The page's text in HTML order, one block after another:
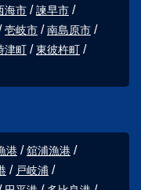
海市
諫早市
壱岐市
南島原市
津町
東彼杵町
港
舘浦漁港
戸岐浦